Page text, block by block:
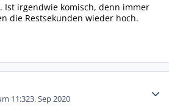
Ist irgendwie komisch, denn immer
die Restsekunden wieder hoch.
11:323. Sep 2020